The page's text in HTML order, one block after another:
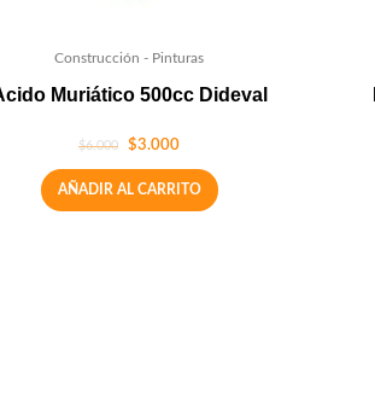
Construcción - Pinturas
Muriático 500cc Dideval
$6.000 $3.000
AÑADIR AL CARRITO